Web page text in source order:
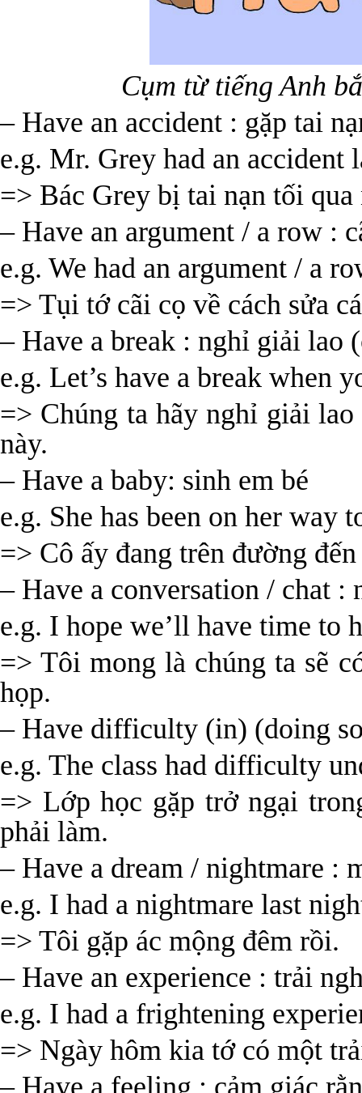
Cụm từ tiếng Anh
– Have an accident : gặp tai
e.g. Mr. Grey had an accident
=> Bác Grey bị tai nạn tối
– Have an argument / a row :
e.g. We had an argument / a
=> Tụi tớ cãi cọ về cách sửa
– Have a break : nghỉ giải lao
e.g. Let’s have a break when
=> Chúng ta hãy nghỉ giải
này.
– Have a baby: sinh em bé
e.g. She has been on her way
=> Cô ấy đang trên đường
– Have a conversation / chat :
e.g. I hope we’ll have time to
=> Tôi mong là chúng ta sẽ
họp.
– Have difficulty (in) (doing
e.g. The class had difficulty
=> Lớp học gặp trở ngại
phải làm.
– Have a dream / nightmare :
e.g. I had a nightmare last
=> Tôi gặp ác mộng đêm rồi.
– Have an experience : trải
e.g. I had a frightening
=> Ngày hôm kia tớ có một
– Have a feeling : cảm giác